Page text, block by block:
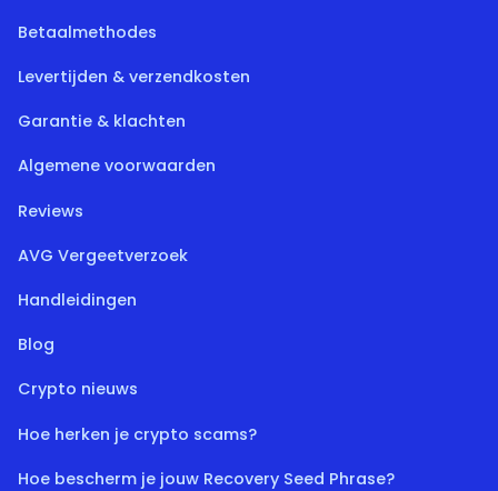
Betaalmethodes
Levertijden & verzendkosten
Garantie & klachten
Algemene voorwaarden
Reviews
AVG Vergeetverzoek
Handleidingen
Blog
Crypto nieuws
Hoe herken je crypto scams?
Hoe bescherm je jouw Recovery Seed Phrase?